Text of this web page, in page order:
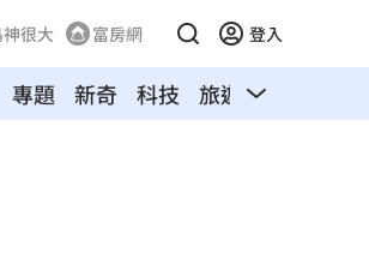
很大 富房網 登入
專題 新奇 科技 旅遊 汽車